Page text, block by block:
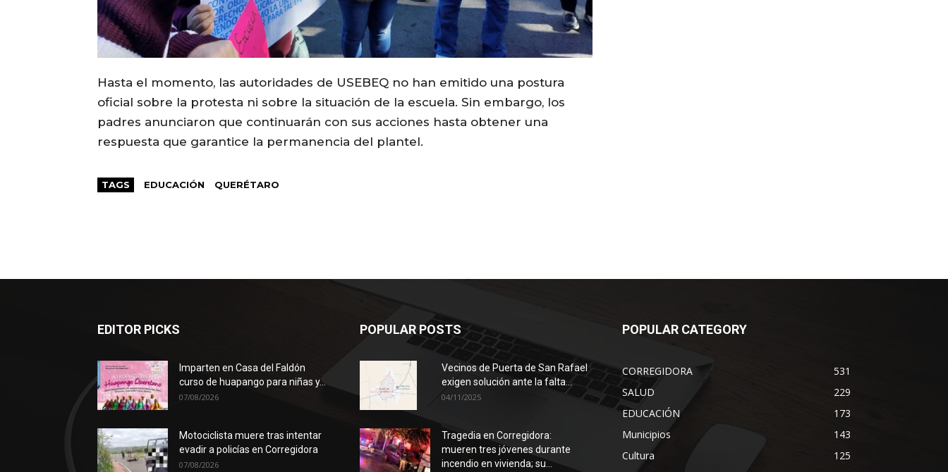
Hasta el momento, las autoridades de USEBEQ no han emitido una postura
oficial sobre la protesta ni sobre la situación de la escuela. Sin embargo, los
padres anunciaron que continuarán con sus acciones hasta obtener una
respuesta que garantice la permanencia del plantel.
TAGS EDUCACIÓN QUERÉTARO
EDITOR PICKS
Imparten en Casa del Faldón
curso de huapango para niñas y...
07/08/2026
Motociclista muere tras intentar
evadir a policías en Corregidora
07/08/2026
POPULAR POSTS
Vecinos de Puerta de San Rafael
exigen solución ante la falta...
04/11/2025
Tragedia en Corregidora:
mueren tres jóvenes durante
incendio en vivienda; su...
POPULAR CATEGORY
CORREGIDORA
531
SALUD
229
EDUCACIÓN
173
Municipios
143
Cultura
125